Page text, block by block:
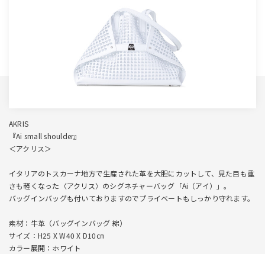
AKRIS
『Ai small shoulder』
＜アクリス＞
イタリアのトスカーナ地方で生産された革を大胆にカットして、見た目も重
さも軽くなった〈アクリス〉のシグネチャーバッグ「Ai（アイ）」。
バッグインバッグも付いておりますのでプライベートもしっかり守れます。
素材：牛革（バッグインバッグ 綿）
サイズ：H25 X W40 X D10㎝
カラー展開：ホワイト